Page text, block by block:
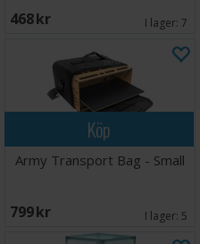
468 SEK I lager: 7
Köp
Army Transport Bag - Small
799 SEK I lager: 5